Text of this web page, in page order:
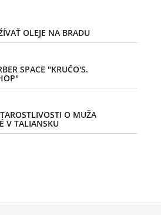
OLEJE NA BRADU
SPACE "KRUČO'S.
O MUŽA
V TALIANSKU